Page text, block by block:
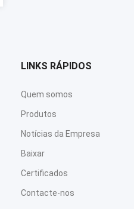
LINKS RÁPIDOS
Quem somos
Produtos
Notícias da Empresa
Baixar
Certificados
Contacte-nos